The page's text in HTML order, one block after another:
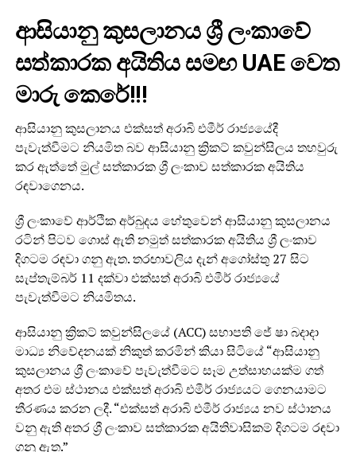
ආසියානු කුසලානය ශ්‍රී ලංකාවේ
සත්කාරක අයිතිය සමඟ UAE වෙත
මාරු කෙරේ!!!
ආසියානු කුසලානය එක්සත් අරාබි එමීර් රාජ්‍යයේදී
පැවැත්වීමට නියමිත බව ආසියානු ක්‍රිකට් කවුන්සිලය තහවුරු
කර ඇත්තේ මුල් සත්කාරක ශ්‍රී ලංකාව සත්කාරක අයිතිය
රඳවාගෙනය.
ශ්‍රී ලංකාවේ ආර්ථික අර්බුදය හේතුවෙන් ආසියානු කුසලානය
රටින් පිටව ගොස් ඇති නමුත් සත්කාරක අයිතිය ශ්‍රී ලංකාව
දිගටම රඳවා ගනු ඇත. තරඟාවලිය දැන් අගෝස්තු 27 සිට
සැප්තැම්බර් 11 දක්වා එක්සත් අරාබි එමීර් රාජ්‍යයේ
පැවැත්වීමට නියමිතය.
ආසියානු ක්‍රිකට් කවුන්සිලයේ (ACC) සභාපති ජේ ෂා බදාදා
මාධ්‍ය නිවේදනයක් නිකුත් කරමින් කියා සිටියේ “ආසියානු
කුසලානය ශ්‍රී ලංකාවේ පැවැත්වීමට සෑම උත්සාහයක්ම ගත්
අතර එම ස්ථානය එක්සත් අරාබි එමීර් රාජ්‍යයට ගෙනයාමට
තීරණය කරන ලදී. “එක්සත් අරාබි එමීර් රාජ්‍යය නව ස්ථානය
වනු ඇති අතර ශ්‍රී ලංකාව සත්කාරක අයිතිවාසිකම් දිගටම රඳවා
ගනු ඇත.”